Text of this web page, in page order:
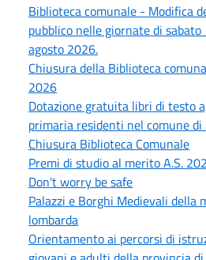
Biblioteca comunale - Modifica
pubblico nelle giornate di
agosto 2026.
Chiusura della Biblioteca
2026
Dotazione gratuita libri di testo
primaria residenti nel comune
Chiusura Biblioteca Comunale
Premi di studio al merito A.S.
Don't worry be safe
Palazzi e Borghi Medievali della
lombarda
Orientamento ai percorsi di